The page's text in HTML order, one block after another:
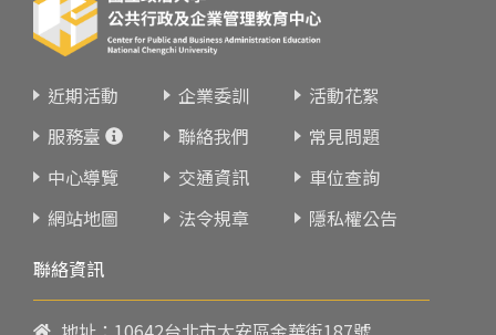
近期活動 企業委訓
活動花絮
服務臺
聯絡我們
常見問題
中心導覽
交通資訊
車位查詢
網站地圖
法令規章
隱私權公告
聯絡資訊